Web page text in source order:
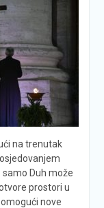
na trenutak
Duh može
prostori u
nove